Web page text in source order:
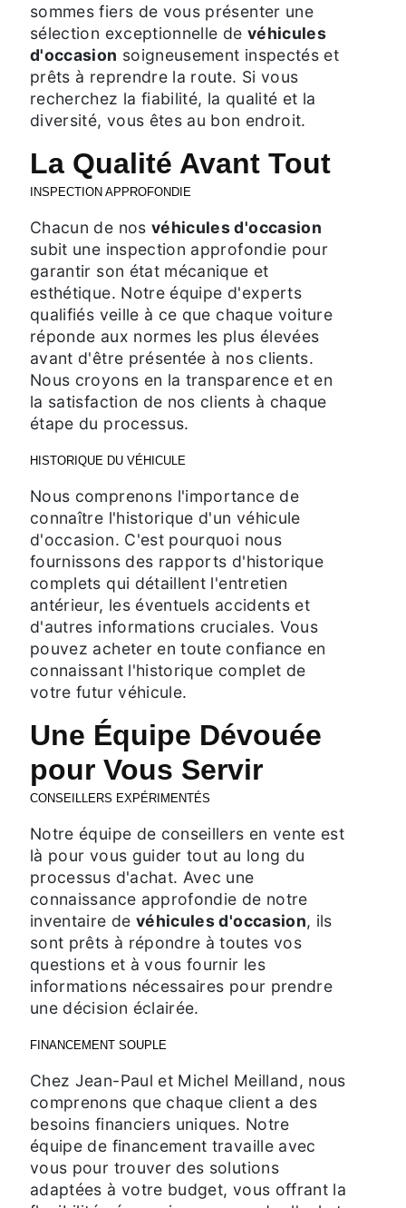
sommes fiers de vous présenter une
sélection exceptionnelle de véhicules
d'occasion soigneusement inspectés et
prêts à reprendre la route. Si vous
recherchez la fiabilité, la qualité et la
diversité, vous êtes au bon endroit.
La Qualité Avant Tout
INSPECTION APPROFONDIE
Chacun de nos véhicules d'occasion
subit une inspection approfondie pour
garantir son état mécanique et
esthétique. Notre équipe d'experts
qualifiés veille à ce que chaque voiture
réponde aux normes les plus élevées
avant d'être présentée à nos clients.
Nous croyons en la transparence et en
la satisfaction de nos clients à chaque
étape du processus.
HISTORIQUE DU VÉHICULE
Nous comprenons l'importance de
connaître l'historique d'un véhicule
d'occasion. C'est pourquoi nous
fournissons des rapports d'historique
complets qui détaillent l'entretien
antérieur, les éventuels accidents et
d'autres informations cruciales. Vous
pouvez acheter en toute confiance en
connaissant l'historique complet de
votre futur véhicule.
Une Équipe Dévouée
pour Vous Servir
CONSEILLERS EXPÉRIMENTÉS
Notre équipe de conseillers en vente est
là pour vous guider tout au long du
processus d'achat. Avec une
connaissance approfondie de notre
inventaire de véhicules d'occasion, ils
sont prêts à répondre à toutes vos
questions et à vous fournir les
informations nécessaires pour prendre
une décision éclairée.
FINANCEMENT SOUPLE
Chez Jean-Paul et Michel Meilland, nous
comprenons que chaque client a des
besoins financiers uniques. Notre
équipe de financement travaille avec
vous pour trouver des solutions
adaptées à votre budget, vous offrant la